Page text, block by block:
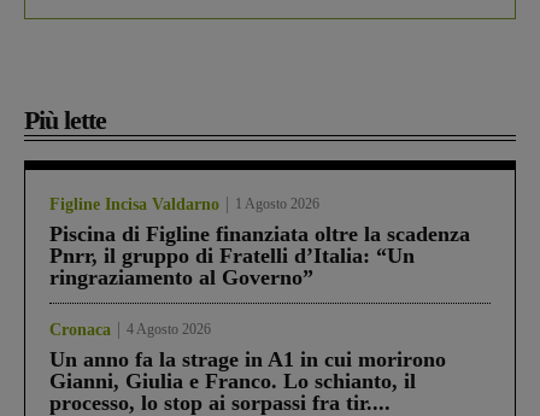
Più lette
Figline Incisa Valdarno 1 Agosto 2026
Piscina di Figline finanziata oltre la scadenza
Pnrr, il gruppo di Fratelli d’Italia: “Un
ringraziamento al Governo”
Cronaca 4 Agosto 2026
Un anno fa la strage in A1 in cui morirono
Gianni, Giulia e Franco. Lo schianto, il
processo, lo stop ai sorpassi fra tir....